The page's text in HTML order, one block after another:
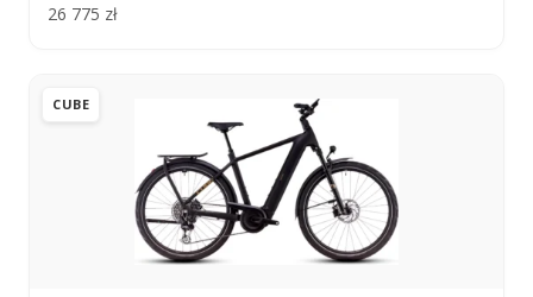
26 775 zł
CUBE